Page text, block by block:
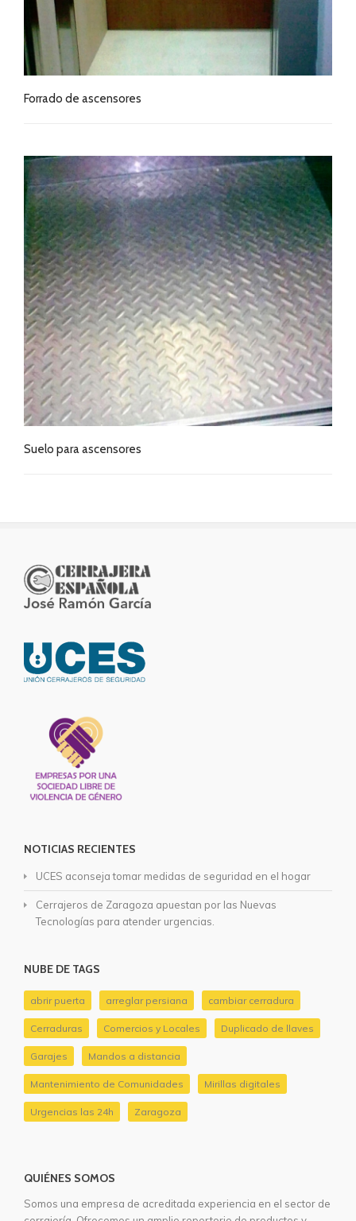
Forrado de ascensores
Suelo para ascensores
NOTICIAS RECIENTES
UCES aconseja tomar medidas de seguridad en el hogar
Cerrajeros de Zaragoza apuestan por las Nuevas
Tecnologías para atender urgencias.
NUBE DE TAGS
abrir puerta arreglar persiana cambiar cerradura
Cerraduras Comercios y Locales Duplicado de llaves
Garajes Mandos a distancia
Mantenimiento de Comunidades Mirillas digitales
Urgencias las 24h Zaragoza
QUIÉNES SOMOS
Somos una empresa de acreditada experiencia en el sector de